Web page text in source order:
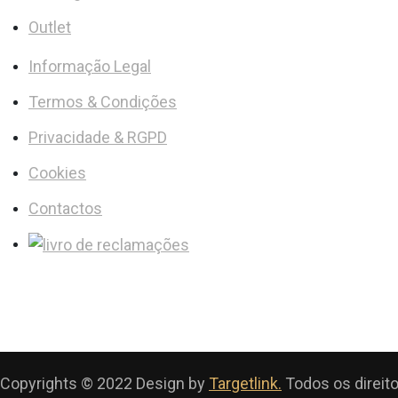
Outlet
Informação Legal
Termos & Condições
Privacidade & RGPD
Cookies
Contactos
Copyrights © 2022 Design by Targetlink. Todos os